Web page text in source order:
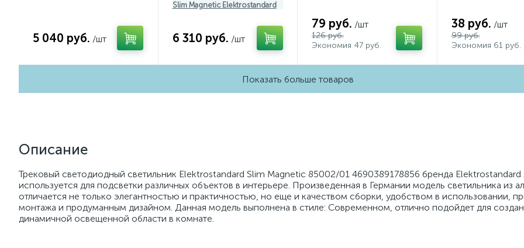
5 040 руб. /шт
Slim Magnetic Elektrostandard
6 310 руб. /шт
79 руб. /шт
126 руб.
Экономия 47 руб.
38 руб. /шт
99 руб.
Экономия 61 руб.
Показать больше товаров
Описание
Трековый светодиодный светильник Elektrostandard Slim Magnetic 85002/01 4690389178856 бренда Elektrostandard
используется для подсветки различных объектов в интерьере. Произведенная в Германии модель светильника из
отличается не только элегантностью и практичностью, но еще и качеством сборки, удобством в использовании,
монтажа и продуманным дизайном. Данная модель выполнена в стиле: Современном, отлично подойдет для
динамичной освещенной области в комнате.